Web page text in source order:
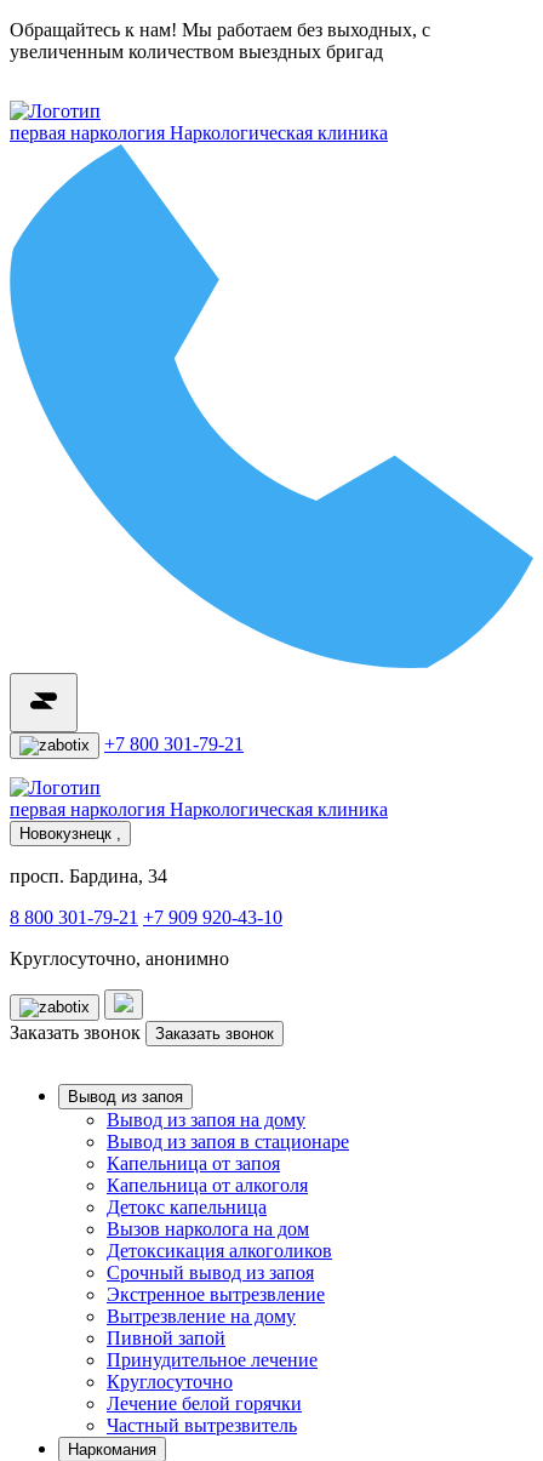
Обращайтесь к нам! Мы работаем без выходных, с
увеличенным количеством выездных бригад
первая наркология Наркологическая клиника
+7 800 301-79-21
первая наркология Наркологическая клиника
Новокузнецк ,
просп. Бардина, 34
8 800 301-79-21 +7 909 920-43-10
Круглосуточно, анонимно
Заказать звонок Заказать звонок
Вывод из запоя
Вывод из запоя на дому
Вывод из запоя в стационаре
Капельница от запоя
Капельница от алкоголя
Детокс капельница
Вызов нарколога на дом
Детоксикация алкоголиков
Срочный вывод из запоя
Экстренное вытрезвление
Вытрезвление на дому
Пивной запой
Принудительное лечение
Круглосуточно
Лечение белой горячки
Частный вытрезвитель
Наркомания